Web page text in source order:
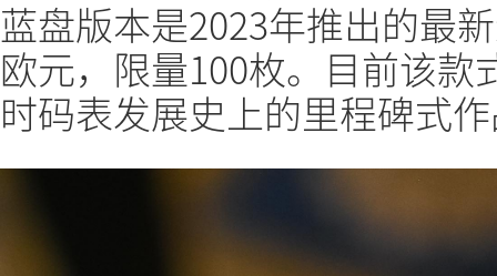
蓝盘版本是2023年推出的最
欧元，限量100枚。目前该
时码表发展史上的里程碑式